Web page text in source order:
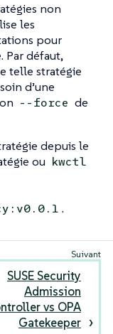
non
les
pour
Par défaut,
telle stratégie
d’une
-‍-‍force de
depuis le
ou kwctl
.
SUSE Security
Admission
vs OPA
Gatekeeper